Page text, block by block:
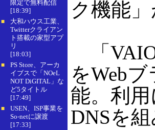
限定で無料配信
[18:39]
■
大和ハウス工業、
Twitterクライアン
ト搭載の家型アプ
リ
[18:03]
■
PS Store、アーカ
イブスで「NOeL
NOT DiGITAL」な
ど5タイトル
[17:49]
■
USEN、ISP事業を
So-netに譲渡
[17:33]
ク機能
「VAIO
をWeb
能。利
DNSを